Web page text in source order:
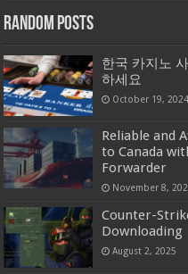
Random Posts
한국 카지노
하세요
October 19, 2024
Reliable and
to Canada
Forwarder
November 8,
Counter-
Downloading
August 2, 2025